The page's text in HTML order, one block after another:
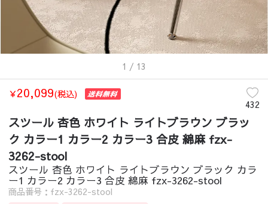
1 / 13
￥20,099(税込)
432
スツール 杏色 ホワイト ライトブラウン ブラッ
ク カラー1 カラー2 カラー3 合皮 綿麻 fzx-
3262-stool
スツール 杏色 ホワイト ライトブラウン ブラック カラ
ー1 カラー2 カラー3 合皮 綿麻 fzx-3262-stool
商品番号：fzx-3262-stool